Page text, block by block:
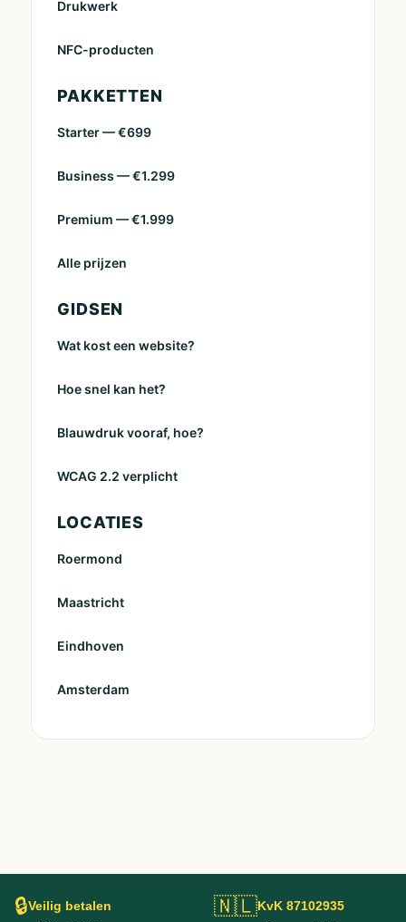
Drukwerk
NFC-producten
PAKKETTEN
Starter — €699
Business — €1.299
Premium — €1.999
Alle prijzen
GIDSEN
Wat kost een website?
Hoe snel kan het?
Blauwdruk vooraf, hoe?
WCAG 2.2 verplicht
LOCATIES
Roermond
Maastricht
Eindhoven
Amsterdam
🔒Veilig betalen 🇳🇱KvK 87102935